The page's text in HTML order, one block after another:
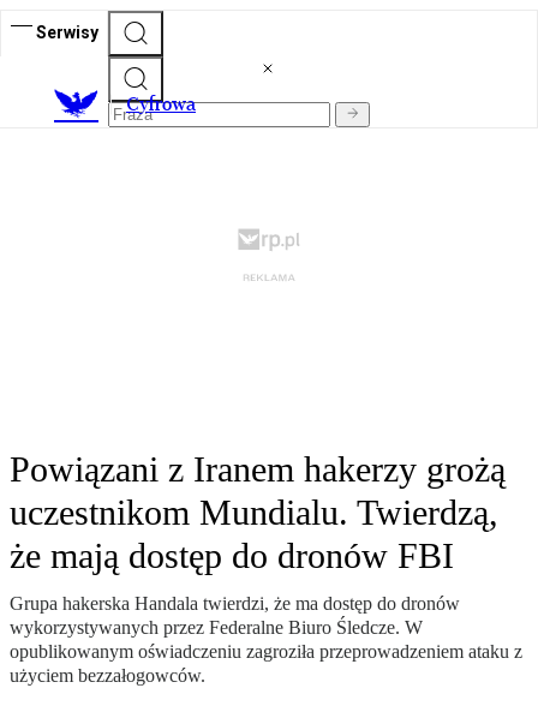
Serwisy
Cyfrowa
Powiązani z Iranem hakerzy grożą
uczestnikom Mundialu. Twierdzą,
że mają dostęp do dronów FBI
Grupa hakerska Handala twierdzi, że ma dostęp do dronów
wykorzystywanych przez Federalne Biuro Śledcze. W
opublikowanym oświadczeniu zagroziła przeprowadzeniem ataku z
użyciem bezzałogowców.